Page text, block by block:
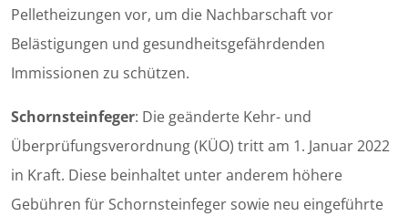
Pelletheizungen vor, um die Nachbarschaft vor
Belästigungen und gesundheitsgefährdenden
Immissionen zu schützen.
Schornsteinfeger: Die geänderte Kehr- und
Überprüfungsverordnung (KÜO) tritt am 1. Januar 2022
in Kraft. Diese beinhaltet unter anderem höhere
Gebühren für Schornsteinfeger sowie neu eingeführte